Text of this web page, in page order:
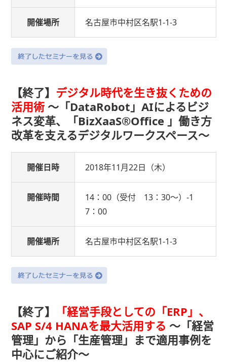
開催場所 名古屋市中村区名駅1-1-3
【終了】 デジタル時代を生き抜くための
活用術 〜「DataRobot」AIによるビジ
ネス変革、「BizXaaS®Office 」働き方
改革を支えるデジタルワークスペース〜
開催日時 2018年11月22日（木）
開催時間
14：00（受付 13：30〜）-1
7：00
開催場所 名古屋市中村区名駅1-1-3
【終了】
「経営手段としての「ERP」、
SAP S/4 HANAを最大活用する 〜「経営
管理」から「生産管理」まで適用事例を
中心にご紹介〜